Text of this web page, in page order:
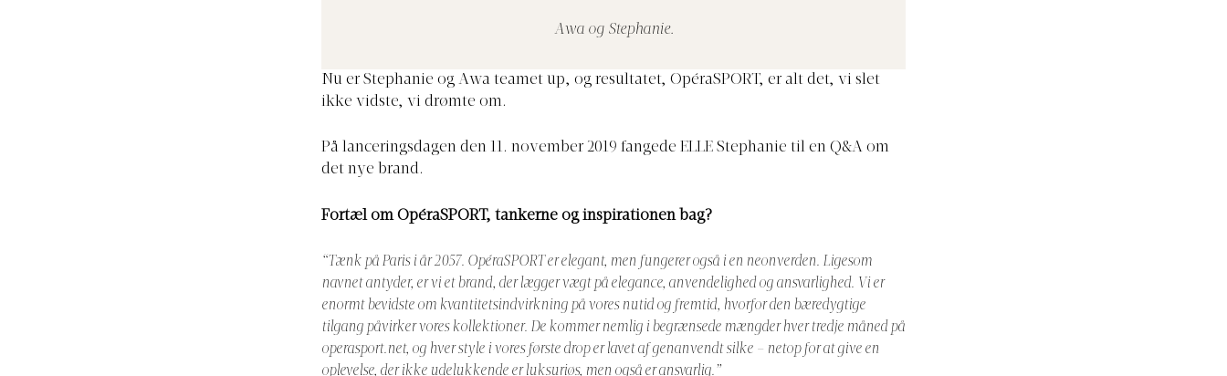
Awa og Stephanie.
Nu er Stephanie og Awa teamet up, og resultatet, OpéraSPORT, er alt det, vi slet
ikke vidste, vi drømte om.
På lanceringsdagen den 11. november 2019 fangede ELLE Stephanie til en Q&A om
det nye brand.
Fortæl om OpéraSPORT, tankerne og inspirationen bag?
“Tænk på Paris i år 2057. OpéraSPORT er elegant, men fungerer også i en neonverden. Ligesom
navnet antyder, er vi et brand, der lægger vægt på elegance, anvendelighed og ansvarlighed. Vi er
enormt bevidste om kvantitetsindvirkning på vores nutid og fremtid, hvorfor den bæredygtige
tilgang påvirker vores kollektioner. De kommer nemlig i begrænsede mængder hver tredje måned på
operasport.net, og hver style i vores første drop er lavet af genanvendt silke – netop for at give en
oplevelse, der ikke udelukkende er luksuriøs, men også er ansvarlig.”